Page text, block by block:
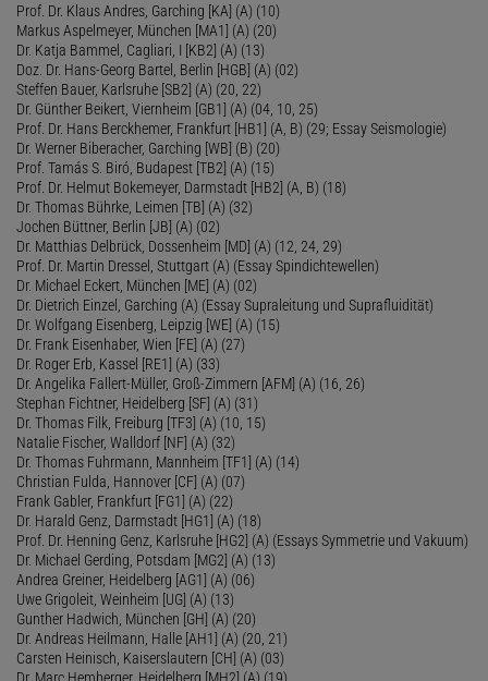
Prof. Dr. Klaus Andres, Garching [KA] (A) (10)
Markus Aspelmeyer, München [MA1] (A) (20)
Dr. Katja Bammel, Cagliari, I [KB2] (A) (13)
Doz. Dr. Hans-Georg Bartel, Berlin [HGB] (A) (02)
Steffen Bauer, Karlsruhe [SB2] (A) (20, 22)
Dr. Günther Beikert, Viernheim [GB1] (A) (04, 10, 25)
Prof. Dr. Hans Berckhemer, Frankfurt [HB1] (A, B) (29; Essay Seismologie)
Dr. Werner Biberacher, Garching [WB] (B) (20)
Prof. Tamás S. Biró, Budapest [TB2] (A) (15)
Prof. Dr. Helmut Bokemeyer, Darmstadt [HB2] (A, B) (18)
Dr. Thomas Bührke, Leimen [TB] (A) (32)
Jochen Büttner, Berlin [JB] (A) (02)
Dr. Matthias Delbrück, Dossenheim [MD] (A) (12, 24, 29)
Prof. Dr. Martin Dressel, Stuttgart (A) (Essay Spindichtewellen)
Dr. Michael Eckert, München [ME] (A) (02)
Dr. Dietrich Einzel, Garching (A) (Essay Supraleitung und Suprafluidität)
Dr. Wolfgang Eisenberg, Leipzig [WE] (A) (15)
Dr. Frank Eisenhaber, Wien [FE] (A) (27)
Dr. Roger Erb, Kassel [RE1] (A) (33)
Dr. Angelika Fallert-Müller, Groß-Zimmern [AFM] (A) (16, 26)
Stephan Fichtner, Heidelberg [SF] (A) (31)
Dr. Thomas Filk, Freiburg [TF3] (A) (10, 15)
Natalie Fischer, Walldorf [NF] (A) (32)
Dr. Thomas Fuhrmann, Mannheim [TF1] (A) (14)
Christian Fulda, Hannover [CF] (A) (07)
Frank Gabler, Frankfurt [FG1] (A) (22)
Dr. Harald Genz, Darmstadt [HG1] (A) (18)
Prof. Dr. Henning Genz, Karlsruhe [HG2] (A) (Essays Symmetrie und Vakuum)
Dr. Michael Gerding, Potsdam [MG2] (A) (13)
Andrea Greiner, Heidelberg [AG1] (A) (06)
Uwe Grigoleit, Weinheim [UG] (A) (13)
Gunther Hadwich, München [GH] (A) (20)
Dr. Andreas Heilmann, Halle [AH1] (A) (20, 21)
Carsten Heinisch, Kaiserslautern [CH] (A) (03)
Dr. Marc Hemberger, Heidelberg [MH2] (A) (19)